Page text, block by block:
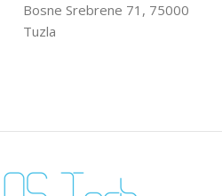
3.6
40
Bosne Srebrene 71, 75000
Tuzla